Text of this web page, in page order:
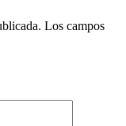
Los campos